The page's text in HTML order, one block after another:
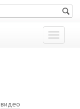
Показать
меню
видео